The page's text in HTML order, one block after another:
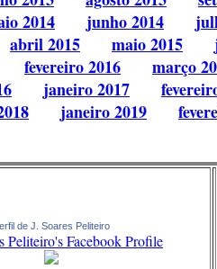
2014 junho 2014
abril 2015 maio 2015
fevereiro 2016 março
janeiro 2017
janeiro 2019
de J. Soares Peliteiro